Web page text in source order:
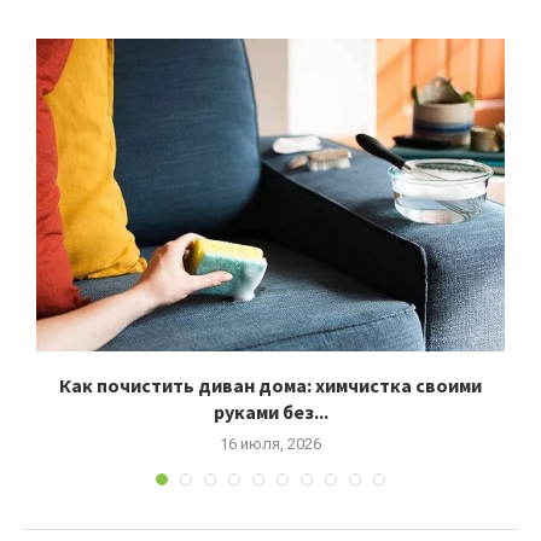
Как почистить диван дома: химчистка своими
руками без...
16 июля, 2026